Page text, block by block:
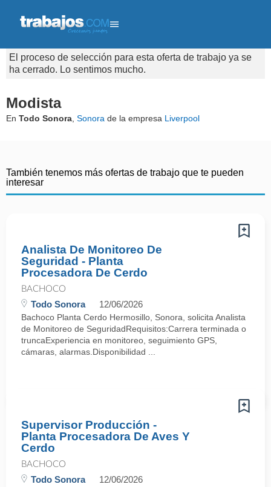
El proceso de selección para esta oferta de trabajo ya se
ha cerrado. Lo sentimos mucho.
Modista
En Todo Sonora Sonora de la empresa Liverpool
También tenemos más ofertas de trabajo que te pueden
interesar
Analista De Monitoreo De
Seguridad - Planta
Procesadora De Cerdo
BACHOCO
Todo Sonora 12/06/2026
Bachoco Planta Cerdo Hermosillo, Sonora, solicita Analista
de Monitoreo de SeguridadRequisitos:Carrera terminada o
truncaExperiencia en monitoreo, seguimiento GPS,
cámaras, alarmas.Disponibilidad ...
Supervisor Producción -
Planta Procesadora De Aves Y
Cerdo
BACHOCO
Todo Sonora 12/06/2026